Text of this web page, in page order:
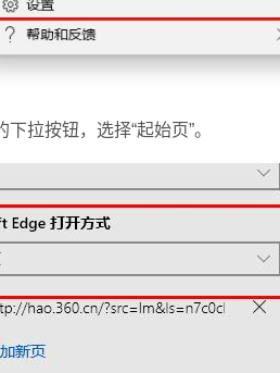
拉按钮，选择“起始页”。